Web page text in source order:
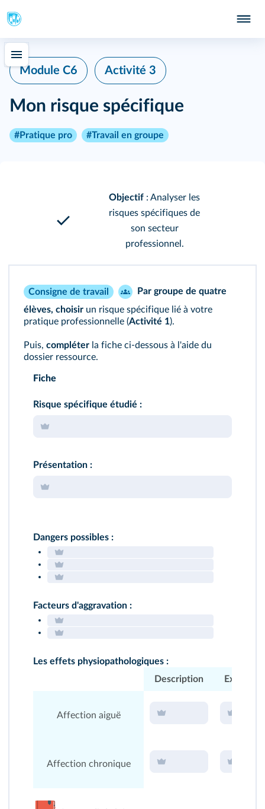
Module C6 Activité 3
Mon risque spécifique
#Pratique pro #Travail en groupe
Objectif : Analyser les
risques spécifiques de
son secteur
professionnel.
Consigne de travail
Par groupe de quatre
élèves, choisir un risque spécifique lié à votre
pratique professionnelle (Activité 1).
Puis, compléter la fiche ci‑dessous à l'aide du
dossier ressource.
Fiche
Risque spécifique étudié :
Présentation :
Dangers possibles :
Facteurs d'aggravation :
Les effets physiopathologiques :
Description
Exemple
Affection aiguë
Affection chronique